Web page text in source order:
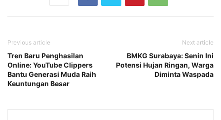
Previous article
Tren Baru Penghasilan
Online: YouTube Clippers
Bantu Generasi Muda Raih
Keuntungan Besar
Next article
BMKG Surabaya: Senin Ini
Potensi Hujan Ringan, Warga
Diminta Waspada